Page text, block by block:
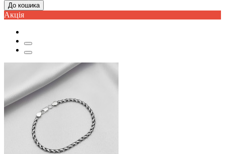
До кошика
Акцiя